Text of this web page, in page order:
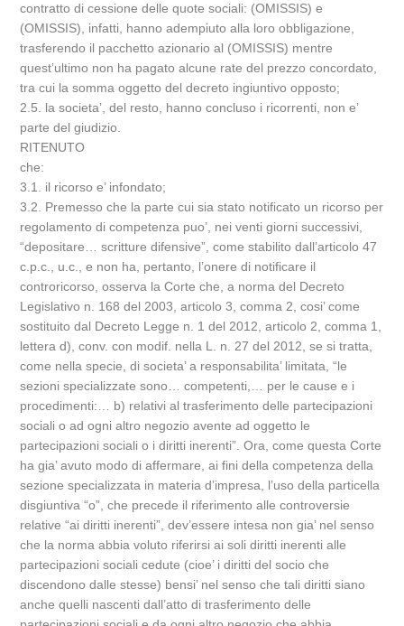
contratto di cessione delle quote sociali: (OMISSIS) e
(OMISSIS), infatti, hanno adempiuto alla loro obbligazione,
trasferendo il pacchetto azionario al (OMISSIS) mentre
quest’ultimo non ha pagato alcune rate del prezzo concordato,
tra cui la somma oggetto del decreto ingiuntivo opposto;
2.5. la societa’, del resto, hanno concluso i ricorrenti, non e’
parte del giudizio.
RITENUTO
che:
3.1. il ricorso e’ infondato;
3.2. Premesso che la parte cui sia stato notificato un ricorso per
regolamento di competenza puo’, nei venti giorni successivi,
“depositare… scritture difensive”, come stabilito dall’articolo 47
c.p.c., u.c., e non ha, pertanto, l’onere di notificare il
controricorso, osserva la Corte che, a norma del Decreto
Legislativo n. 168 del 2003, articolo 3, comma 2, cosi’ come
sostituito dal Decreto Legge n. 1 del 2012, articolo 2, comma 1,
lettera d), conv. con modif. nella L. n. 27 del 2012, se si tratta,
come nella specie, di societa’ a responsabilita’ limitata, “le
sezioni specializzate sono… competenti,… per le cause e i
procedimenti:… b) relativi al trasferimento delle partecipazioni
sociali o ad ogni altro negozio avente ad oggetto le
partecipazioni sociali o i diritti inerenti”. Ora, come questa Corte
ha gia’ avuto modo di affermare, ai fini della competenza della
sezione specializzata in materia d’impresa, l’uso della particella
disgiuntiva “o”, che precede il riferimento alle controversie
relative “ai diritti inerenti”, dev’essere intesa non gia’ nel senso
che la norma abbia voluto riferirsi ai soli diritti inerenti alle
partecipazioni sociali cedute (cioe’ i diritti del socio che
discendono dalle stesse) bensi’ nel senso che tali diritti siano
anche quelli nascenti dall’atto di trasferimento delle